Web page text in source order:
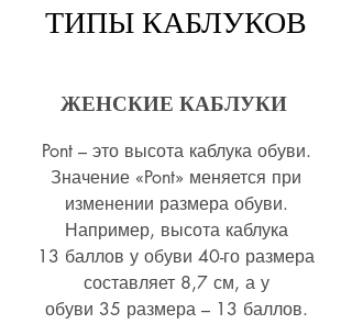
ТИПЫ КАБЛУКОВ
ЖЕНСКИЕ КАБЛУКИ
Pont – это высота каблука обуви.
Значение «Pont» меняется при
изменении размера обуви.
Например, высота каблука
13 баллов у обуви 40-го размера
составляет 8,7 см, а у
обуви 35 размера – 13 баллов.